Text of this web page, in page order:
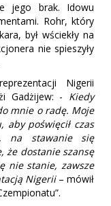
jego brak. Idowu
Rohr, który
był wściekły na
nie spieszyły
Nigerii
Gadżijew: - Kiedy
mnie o radę. Moje
aby poświęcił czas
na stawanie się
że dostanie szansę
nie stanie, zawsze
Nigerii– mówił